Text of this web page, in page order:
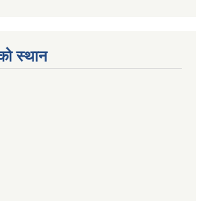
स्थान